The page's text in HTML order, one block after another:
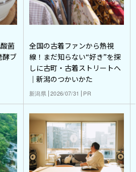
菌
酵ブ
全国の古着ファンから熱視
線！まだ知らない“好き”を探
しに古町・古着ストリートへ
｜新潟のつかいかた
新潟県 2026/07/31 PR